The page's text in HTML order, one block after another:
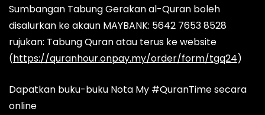
Sumbangan Tabung Gerakan al-Quran boleh
disalurkan ke akaun MAYBANK: 5642 7653 8528
rujukan: Tabung Quran atau terus ke website
(https://quranhour.onpay.my/order/form/tgq24)
Dapatkan buku-buku Nota My #QuranTime secara
online